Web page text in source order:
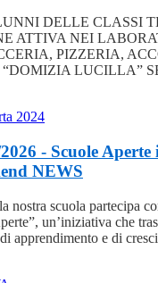
DELLE CLASSI
ATTIVA NEI
PIZZERIA,
LUCILLA”
- Scuole
NEWS
nostra scuola partecipa
un’iniziativa che
apprendimento e di